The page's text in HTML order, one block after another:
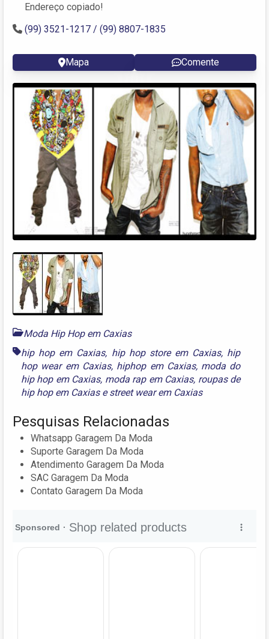
Endereço copiado!
(99) 3521-1217 / (99) 8807-1835
Mapa Comente
Moda Hip Hop em Caxias
hip hop em Caxias, hip hop store em Caxias, hip
hop wear em Caxias, hiphop em Caxias, moda do
hip hop em Caxias, moda rap em Caxias, roupas de
hip hop em Caxiasestreet wear em Caxias
Pesquisas Relacionadas
Whatsapp Garagem Da Moda
Suporte Garagem Da Moda
Atendimento Garagem Da Moda
SAC Garagem Da Moda
Contato Garagem Da Moda